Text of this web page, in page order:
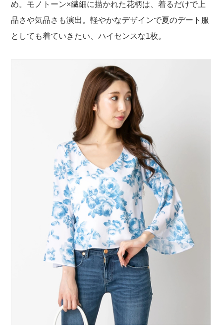
め。モノトーン×繊細に描かれた花柄は、着るだけで上
品さや気品さも演出。軽やかなデザインで夏のデート服
としても着ていきたい、ハイセンスな1枚。